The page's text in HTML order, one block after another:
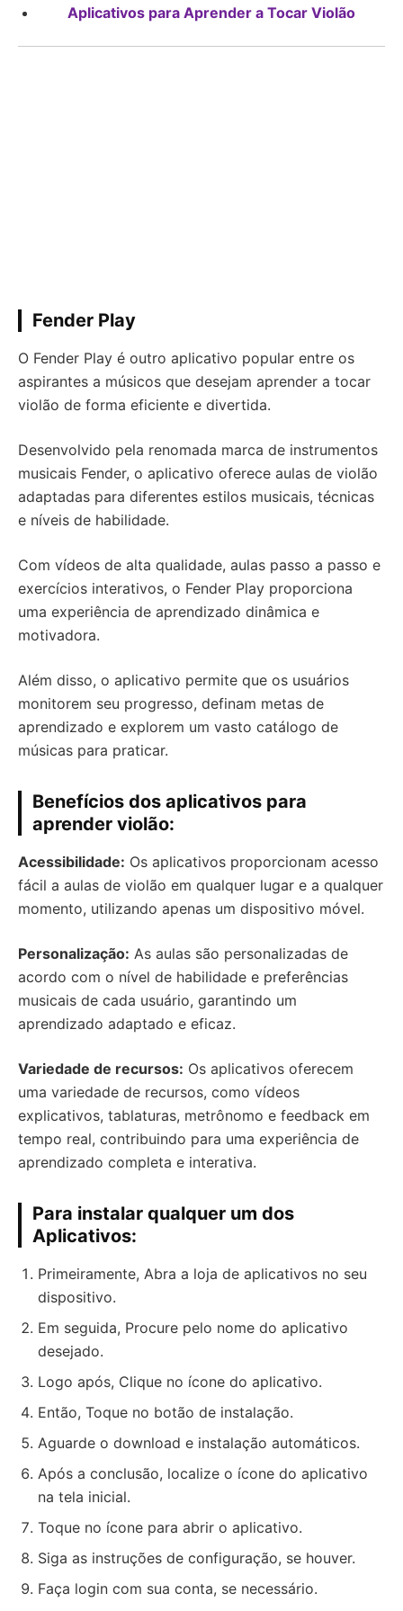
Aplicativos para Aprender a Tocar Violão
Fender Play
O Fender Play é outro aplicativo popular entre os
aspirantes a músicos que desejam aprender a tocar
violão de forma eficiente e divertida.
Desenvolvido pela renomada marca de instrumentos
musicais Fender, o aplicativo oferece aulas de violão
adaptadas para diferentes estilos musicais, técnicas
e níveis de habilidade.
Com vídeos de alta qualidade, aulas passo a passo e
exercícios interativos, o Fender Play proporciona
uma experiência de aprendizado dinâmica e
motivadora.
Além disso, o aplicativo permite que os usuários
monitorem seu progresso, definam metas de
aprendizado e explorem um vasto catálogo de
músicas para praticar.
Benefícios dos aplicativos para
aprender violão:
Acessibilidade: Os aplicativos proporcionam acesso
fácil a aulas de violão em qualquer lugar e a qualquer
momento, utilizando apenas um dispositivo móvel.
Personalização: As aulas são personalizadas de
acordo com o nível de habilidade e preferências
musicais de cada usuário, garantindo um
aprendizado adaptado e eficaz.
Variedade de recursos: Os aplicativos oferecem
uma variedade de recursos, como vídeos
explicativos, tablaturas, metrônomo e feedback em
tempo real, contribuindo para uma experiência de
aprendizado completa e interativa.
Para instalar qualquer um dos
Aplicativos:
Primeiramente, Abra a loja de aplicativos no seu
dispositivo.
Em seguida, Procure pelo nome do aplicativo
desejado.
Logo após, Clique no ícone do aplicativo.
Então, Toque no botão de instalação.
Aguarde o download e instalação automáticos.
Após a conclusão, localize o ícone do aplicativo
na tela inicial.
Toque no ícone para abrir o aplicativo.
Siga as instruções de configuração, se houver.
Faça login com sua conta, se necessário.